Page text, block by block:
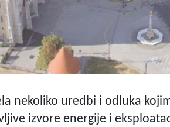
nekoliko uredbi i odluka
izvore energije i